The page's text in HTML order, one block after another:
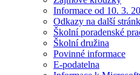
Informace od 10. 3.
Odkazy na další
Školní poradenské
Školní družina
Povinné informace
E-podatelna